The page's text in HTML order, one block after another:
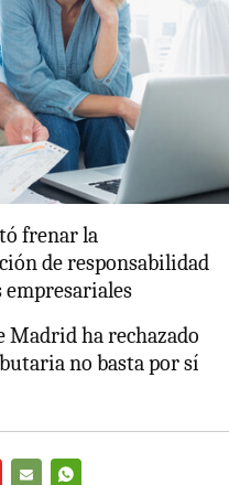
frenar la
de responsabilidad
empresariales
Madrid ha rechazado
no basta por sí